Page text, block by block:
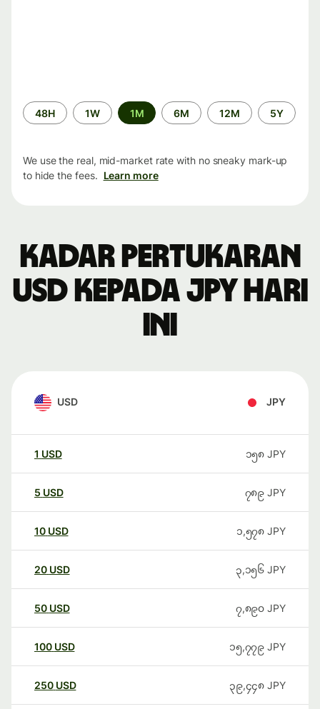
Time
period
48H 1W 1M 6M 12M 5Y
We use the real, mid-market rate with no sneaky mark-up
to hide the fees. Learn more
Kadar pertukaran
USD kepada JPY hari
ini
USD JPY
1 USD ၁၅၈ JPY
5 USD ၇၈၉ JPY
10 USD ၁,၅၇၈ JPY
20 USD ၃,၁၅၆ JPY
50 USD ၇,၈၉၀ JPY
100 USD ၁၅,၇၇၉ JPY
250 USD ၃၉,၄၄၈ JPY